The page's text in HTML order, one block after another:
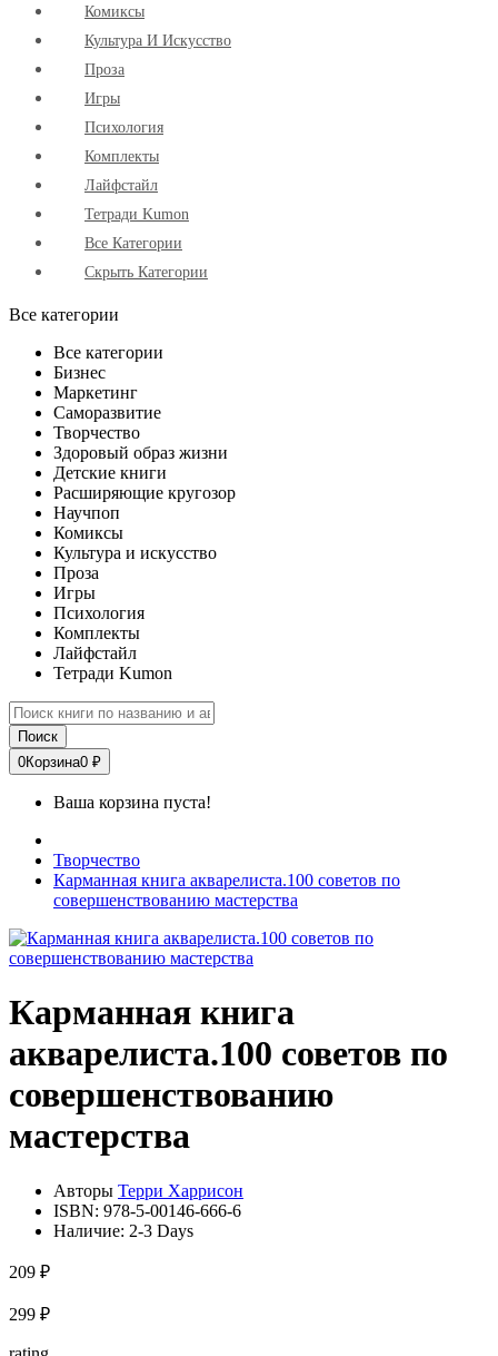
Комиксы
Культура И Искусство
Проза
Игры
Психология
Комплекты
Лайфстайл
Тетради Kumon
Все Категории
Скрыть Категории
Все категории
Все категории
Бизнес
Маркетинг
Саморазвитие
Творчество
Здоровый образ жизни
Детские книги
Расширяющие кругозор
Научпоп
Комиксы
Культура и искусство
Проза
Игры
Психология
Комплекты
Лайфстайл
Тетради Kumon
Поиск
0Корзина0 ₽
Ваша корзина пуста!
Творчество
Карманная книга акварелиста.100 советов по
совершенствованию мастерства
Карманная книга
акварелиста.100 советов по
совершенствованию
мастерства
Авторы Терри Харрисон
ISBN: 978-5-00146-666-6
Наличие: 2-3 Days
209 ₽
299 ₽